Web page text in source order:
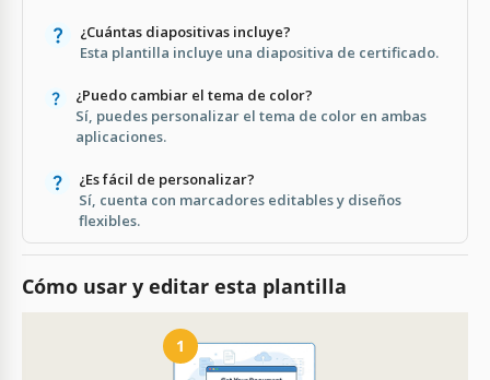
¿Cuántas diapositivas incluye?
Esta plantilla incluye una diapositiva de certificado.
¿Puedo cambiar el tema de color?
Sí, puedes personalizar el tema de color en ambas
aplicaciones.
¿Es fácil de personalizar?
Sí, cuenta con marcadores editables y diseños
flexibles.
Cómo usar y editar esta plantilla
1